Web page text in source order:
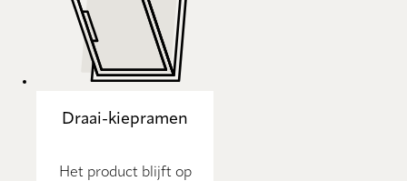
Draai-kiepramen
Het product blijft op